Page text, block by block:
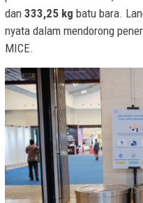
dan 333,25 kg batu bara.
nyata dalam mendorong
MICE.